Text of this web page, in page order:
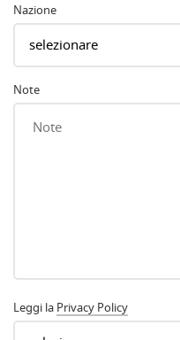
Nazione
Note
Leggi la Privacy Policy